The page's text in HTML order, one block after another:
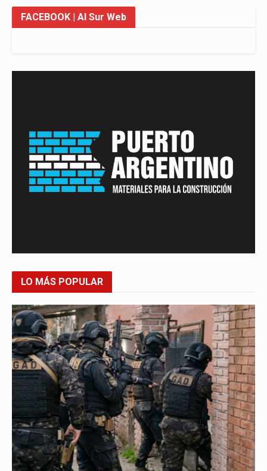
FACEBOOK | Al Sur Web
LO MÁS POPULAR